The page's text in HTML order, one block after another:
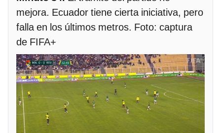
mejora. Ecuador tiene cierta iniciativa, pero
falla en los últimos metros. Foto: captura
de FIFA+